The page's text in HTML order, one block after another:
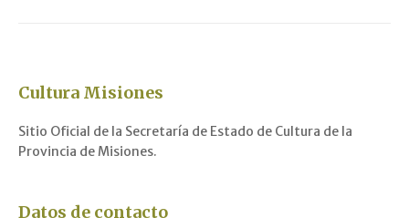
Cultura Misiones
Sitio Oficial de la Secretaría de Estado de Cultura de la
Provincia de Misiones.
Datos de contacto